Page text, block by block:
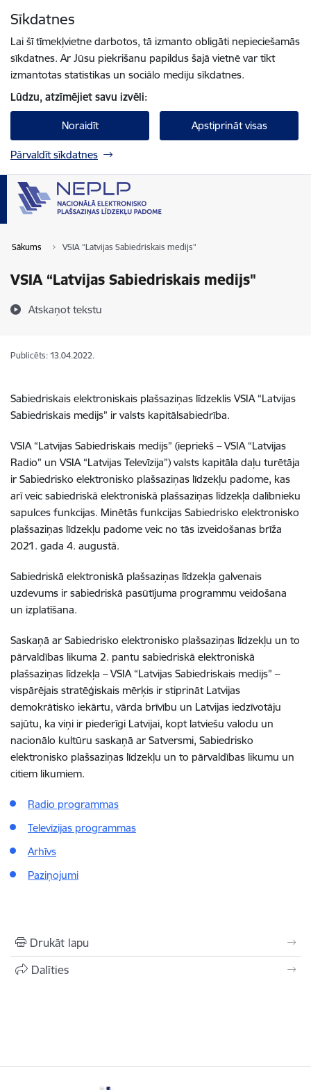
Sīkdatnes
Lai šī tīmekļvietne darbotos, tā izmanto obligāti nepieciešamās
sīkdatnes. Ar Jūsu piekrišanu papildus šajā vietnē var tikt
izmantotas statistikas un sociālo mediju sīkdatnes.
Lūdzu, atzīmējiet savu izvēli:
Noraidīt Apstiprināt visas
Pārvaldīt sīkdatnes
Sākums VSIA “Latvijas Sabiedriskais medijs"
VSIA “Latvijas Sabiedriskais medijs"
Atskaņot tekstu
Publicēts: 13.04.2022.
Sabiedriskais elektroniskais plašsaziņas līdzeklis VSIA “Latvijas
Sabiedriskais medijs” ir valsts kapitālsabiedrība.
VSIA “Latvijas Sabiedriskais medijs” (iepriekš – VSIA “Latvijas
Radio” un VSIA “Latvijas Televīzija”) valsts kapitāla daļu turētāja
ir Sabiedrisko elektronisko plašsaziņas līdzekļu padome, kas
arī veic sabiedriskā elektroniskā plašsaziņas līdzekļa dalībnieku
sapulces funkcijas. Minētās funkcijas Sabiedrisko elektronisko
plašsaziņas līdzekļu padome veic no tās izveidošanas brīža
2021. gada 4. augustā.
Sabiedriskā elektroniskā plašsaziņas līdzekļa galvenais
uzdevums ir sabiedriskā pasūtījuma programmu veidošana
un izplatīšana.
Saskaņā ar Sabiedrisko elektronisko plašsaziņas līdzekļu un to
pārvaldības likuma 2. pantu sabiedriskā elektroniskā
plašsaziņas līdzekļa – VSIA “Latvijas Sabiedriskais medijs” –
vispārējais stratēģiskais mērķis ir stiprināt Latvijas
demokrātisko iekārtu, vārda brīvību un Latvijas iedzīvotāju
sajūtu, ka viņi ir piederīgi Latvijai, kopt latviešu valodu un
nacionālo kultūru saskaņā ar Satversmi, Sabiedrisko
elektronisko plašsaziņas līdzekļu un to pārvaldības likumu un
citiem likumiem.
Radio programmas
Televīzijas programmas
Arhīvs
Paziņojumi
Drukāt lapu
Dalīties